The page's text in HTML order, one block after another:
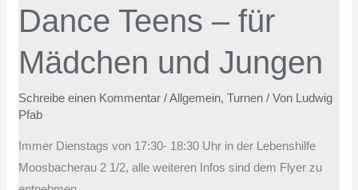
Dance Teens – für
Mädchen und Jungen
Schreibe einen Kommentar /Allgemein,Turnen / Von Ludwig
Pfab
Immer Dienstags von 17:30- 18:30 Uhr in der Lebenshilfe
Moosbacherau 2 1/2, alle weiteren Infos sind dem Flyer zu
–
für
Mädchen
Jungen